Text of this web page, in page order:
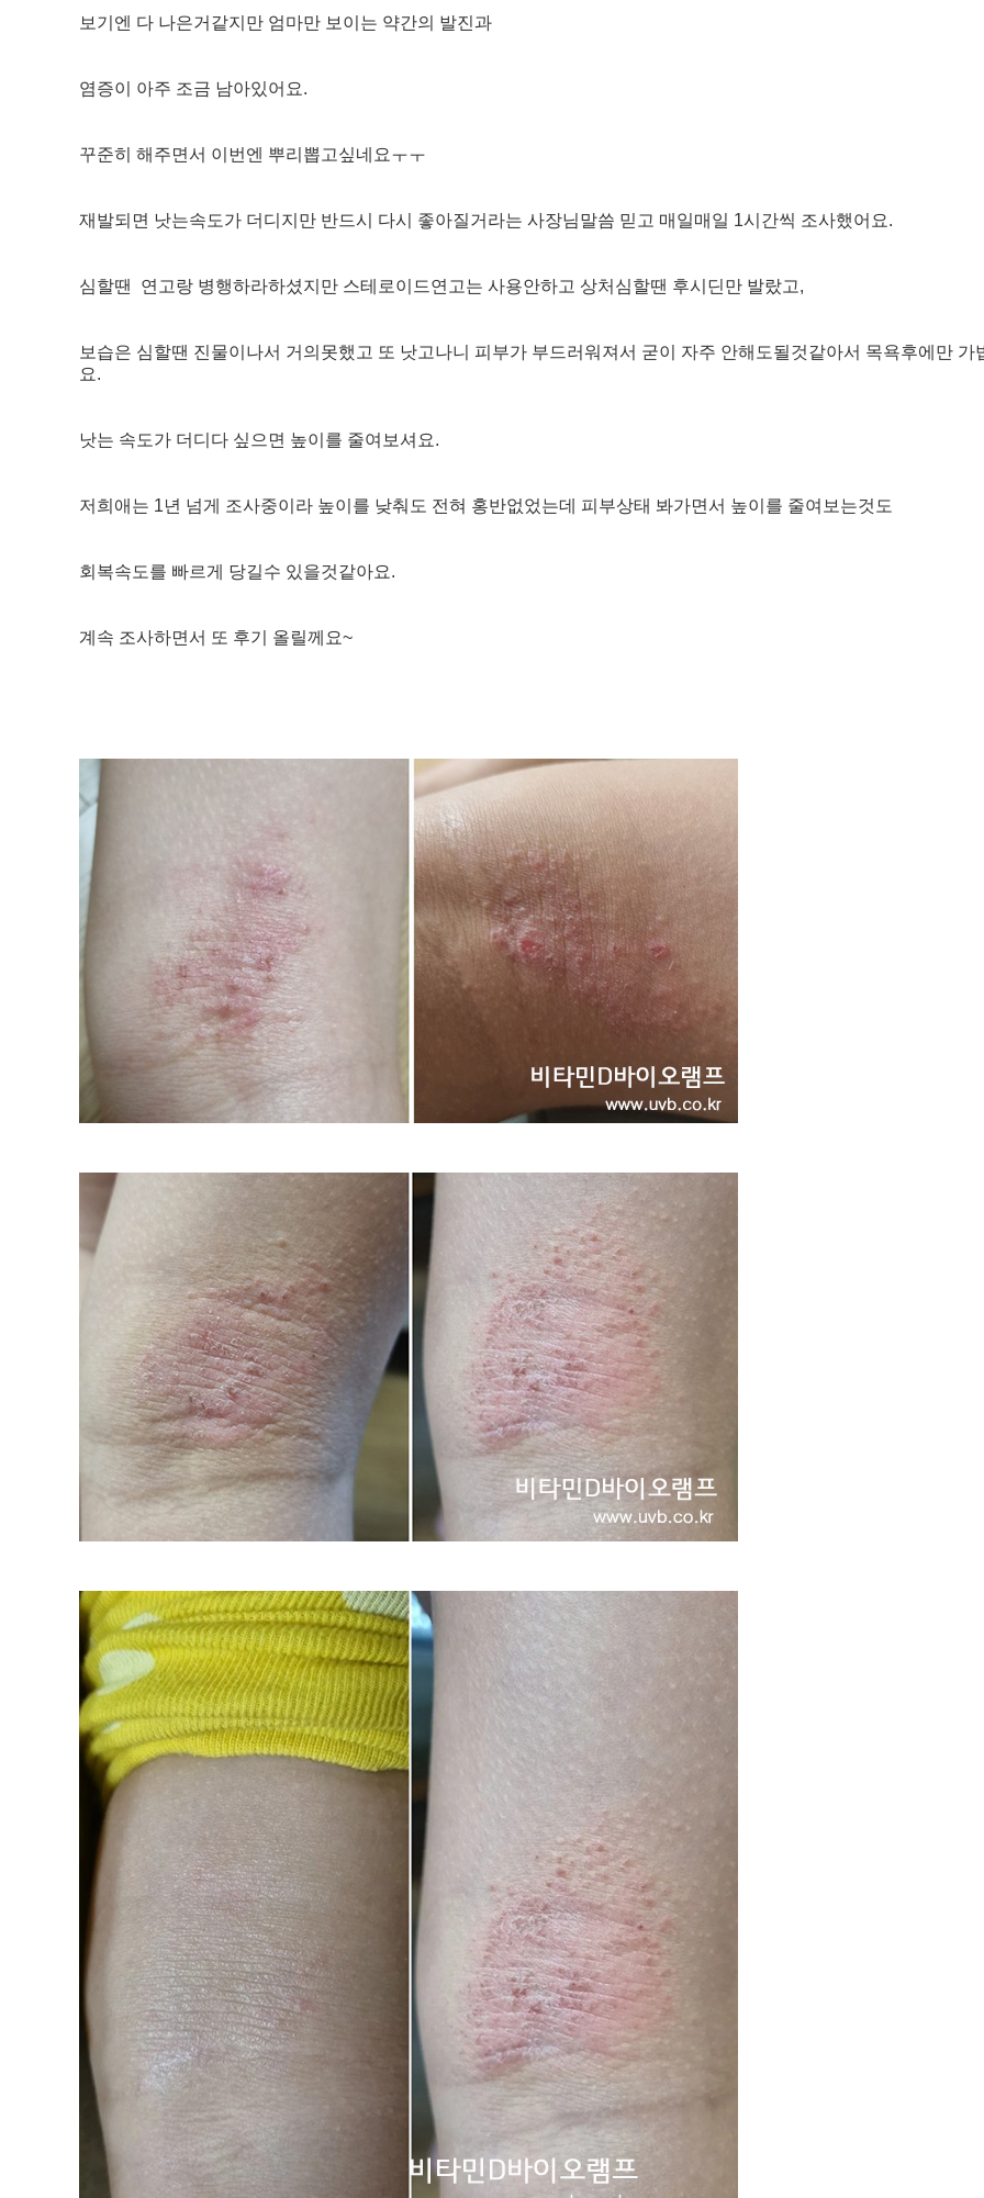
보기엔 다 나은거같지만 엄마만 보이는 약간의 발진과
염증이 아주 조금 남아있어요.
꾸준히 해주면서 이번엔 뿌리뽑고싶네요ㅜㅜ
재발되면 낫는속도가 더디지만 반드시 다시 좋아질거라는 사장님말씀 믿고 매일매일 1시간씩 조사했어요.
심할땐 연고랑 병행하라하셨지만 스테로이드연고는 사용안하고 상처심할땐 후시딘만 발랐고,
보습은 심할땐 진물이나서 거의못했고 또 낫고나니 피부가 부드러워져서 굳이 자주 안해도될것같아서 목욕후에만 가
요.
낫는 속도가 더디다 싶으면 높이를 줄여보셔요.
저희애는 1년 넘게 조사중이라 높이를 낮춰도 전혀 홍반없었는데 피부상태 봐가면서 높이를 줄여보는것도
회복속도를 빠르게 당길수 있을것같아요.
​계속 조사하면서 또 후기 올릴께요~